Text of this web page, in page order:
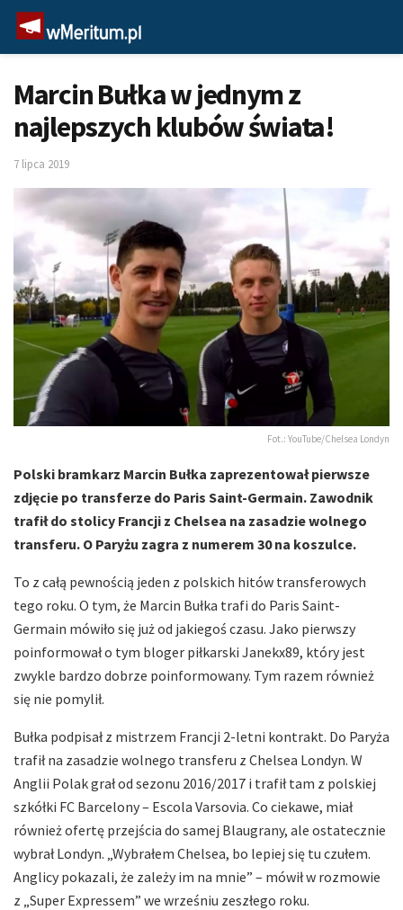
Marcin Bułka w jednym z
najlepszych klubów świata!
7 lipca 2019
Fot.: YouTube/Chelsea Londyn
Polski bramkarz Marcin Bułka zaprezentował pierwsze
zdjęcie po transferze do Paris Saint-Germain. Zawodnik
trafił do stolicy Francji z Chelsea na zasadzie wolnego
transferu. O Paryżu zagra z numerem 30 na koszulce.
To z całą pewnością jeden z polskich hitów transferowych
tego roku. O tym, że Marcin Bułka trafi do Paris Saint-
Germain mówiło się już od jakiegoś czasu. Jako pierwszy
poinformował o tym bloger piłkarski Janekx89, który jest
zwykle bardzo dobrze poinformowany. Tym razem również
się nie pomylił.
Bułka podpisał z mistrzem Francji 2-letni kontrakt. Do Paryża
trafił na zasadzie wolnego transferu z Chelsea Londyn. W
Anglii Polak grał od sezonu 2016/2017 i trafił tam z polskiej
szkółki FC Barcelony – Escola Varsovia. Co ciekawe, miał
również ofertę przejścia do samej Blaugrany, ale ostatecznie
wybrał Londyn. „Wybrałem Chelsea, bo lepiej się tu czułem.
Anglicy pokazali, że zależy im na mnie” – mówił w rozmowie
z „Super Expressem” we wrześniu zeszłego roku.